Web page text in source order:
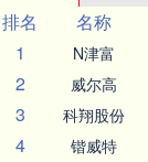
排名
名称
1
N津富
2 威尔高
3 科翔股份
4 锴威特